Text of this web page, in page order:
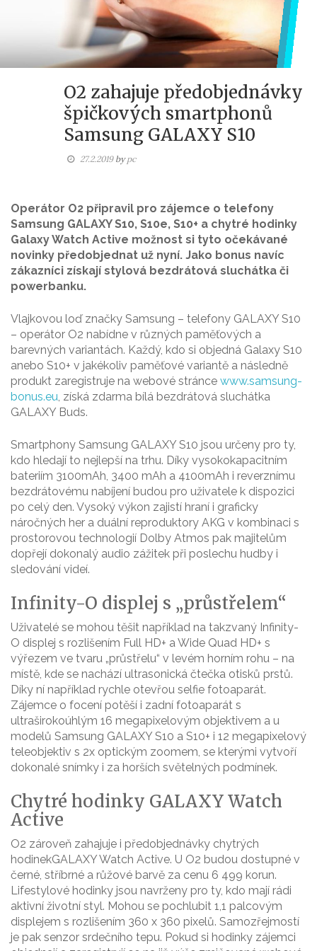
O2 zahajuje předobjednávky
špičkových smartphonů
Samsung GALAXY S10
27.2.2019bypc
Operátor O2 připravil pro zájemce o telefony
Samsung GALAXY S10, S10e, S10+ a chytré hodinky
Galaxy Watch Active možnost si tyto očekávané
novinky předobjednat už nyní. Jako bonus navíc
zákazníci získají stylová bezdrátová sluchátka či
powerbanku.
Vlajkovou loď značky Samsung – telefony GALAXY S10
– operátor O2 nabídne v různých paměťových a
barevných variantách. Každý, kdo si objedná Galaxy S10
anebo S10+ v jakékoliv paměťové variantě a následně
produkt zaregistruje na webové stránce www.samsung-
bonus.eu, získá zdarma bílá bezdrátová sluchátka
GALAXY Buds.
Smartphony Samsung GALAXY S10 jsou určeny pro ty,
kdo hledají to nejlepší na trhu. Díky vysokokapacitním
bateriím 3100mAh, 3400 mAh a 4100mAh i reverznímu
bezdrátovému nabíjení budou pro uživatele k dispozici
po celý den. Vysoký výkon zajistí hraní i graficky
náročných her a duální reproduktory AKG v kombinaci s
prostorovou technologií Dolby Atmos pak majitelům
dopřejí dokonalý audio zážitek při poslechu hudby i
sledování videí.
Infinity-O displej s „průstřelem“
Uživatelé se mohou těšit například na takzvaný Infinity-
O displej s rozlišením Full HD+ a Wide Quad HD+ s
výřezem ve tvaru „průstřelu“ v levém horním rohu – na
místě, kde se nachází ultrasonická čtečka otisků prstů.
Díky ní například rychle otevřou selfie fotoaparát.
Zájemce o focení potěší i zadní fotoaparát s
ultraširokoúhlým 16 megapixelovým objektivem a u
modelů Samsung GALAXY S10 a S10+ i 12 megapixelový
teleobjektiv s 2x optickým zoomem, se kterými vytvoří
dokonalé snímky i za horších světelných podmínek.
Chytré hodinky GALAXY Watch
Active
O2 zároveň zahajuje i předobjednávky chytrých
hodinekGALAXY Watch Active. U O2 budou dostupné v
černé, stříbrné a růžové barvě za cenu 6 499 korun.
Lifestylové hodinky jsou navrženy pro ty, kdo mají rádi
aktivní životní styl. Mohou se pochlubit 1,1 palcovým
displejem s rozlišením 360 x 360 pixelů. Samozřejmostí
je pak senzor srdečního tepu. Pokud si hodinky zájemci